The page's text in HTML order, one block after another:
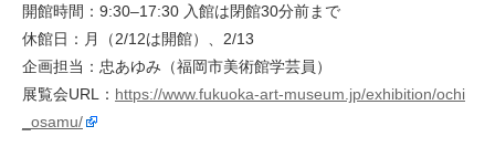
開館時間：9:30–17:30 入館は閉館30分前まで
休館日：月（2/12は開館）、2/13
企画担当：忠あゆみ（福岡市美術館学芸員）
展覧会URL： https://www.fukuoka-art-museum.jp/exhibition/ochi
_osamu/